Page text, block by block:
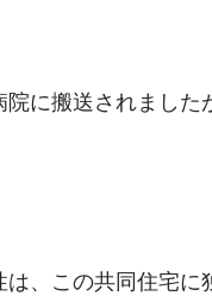
院に搬送されました
は、この共同住宅に